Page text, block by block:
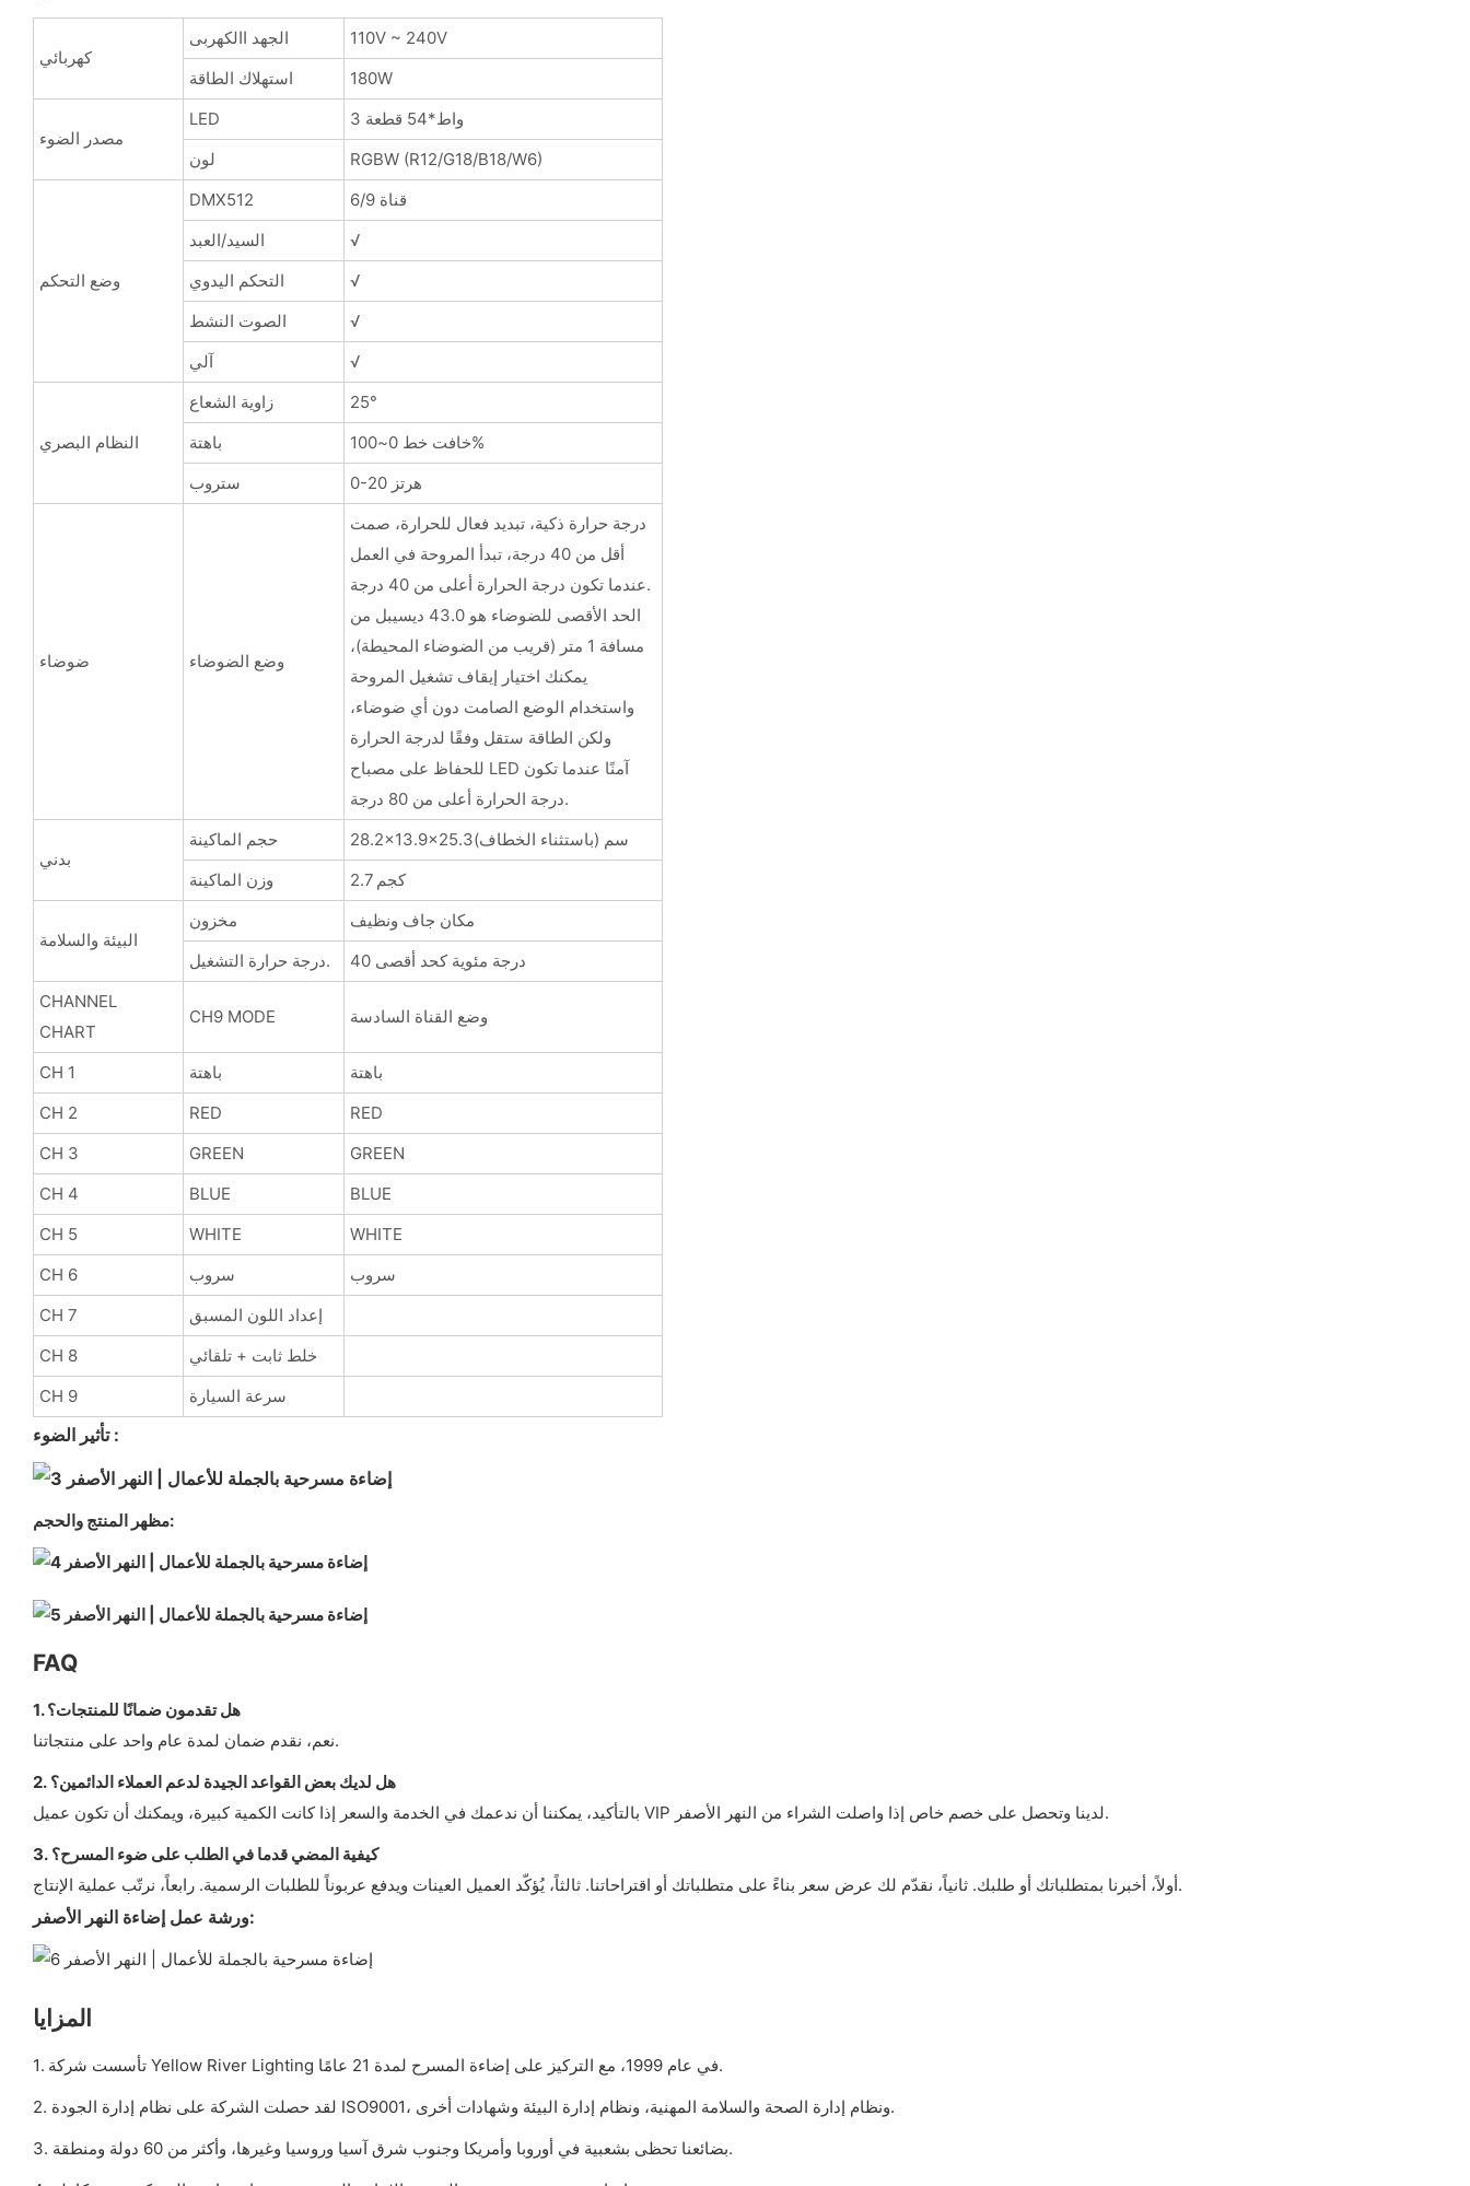
كهربائي
الجهد االكهربى
110V ~ 240V
استهلاك الطاقة
180W
مصدر الضوء
LED
3 واط*54 قطعة
لون
RGBW (R12/G18/B18/W6)
وضع التحكم
DMX512
6/9 قناة
السيد/العبد
√
التحكم اليدوي
√
الصوت النشط
√
آلي
√
النظام البصري
زاوية الشعاع
25°
باهتة
خافت خط 0~100%
ستروب
0-20 هرتز
ضوضاء وضع الضوضاء
درجة حرارة ذكية، تبديد فعال للحرارة، صمت
أقل من 40 درجة، تبدأ المروحة في العمل
عندما تكون درجة الحرارة أعلى من 40 درجة.
الحد الأقصى للضوضاء هو 43.0 ديسيبل من
مسافة 1 متر (قريب من الضوضاء المحيطة)،
يمكنك اختيار إيقاف تشغيل المروحة
واستخدام الوضع الصامت دون أي ضوضاء،
ولكن الطاقة ستقل وفقًا لدرجة الحرارة
للحفاظ على مصباح LED آمنًا عندما تكون
درجة الحرارة أعلى من 80 درجة.
بدني
حجم الماكينة
28.2x13.9x25.3سم (باستثناء الخطاف)
وزن الماكينة
2.7 كجم
البيئة والسلامة
مخزون
مكان جاف ونظيف
درجة حرارة التشغيل.
40 درجة مئوية كحد أقصى
CHANNEL
CHART
CH9 MODE وضع القناة السادسة
CH 1 باهتة
باهتة
CH 2
RED
RED
CH 3
GREEN
GREEN
CH 4
BLUE
BLUE
CH 5
WHITE
WHITE
CH 6
سروب
سروب
CH 7
إعداد اللون المسبق
CH 8
خلط ثابت + تلقائي
CH 9
سرعة السيارة
تأثير الضوء :
مظهر المنتج والحجم:
FAQ
1. هل تقدمون ضمانًا للمنتجات؟
نعم، نقدم ضمان لمدة عام واحد على منتجاتنا.
2. هل لديك بعض القواعد الجيدة لدعم العملاء الدائمين؟
بالتأكيد، يمكننا أن ندعمك في الخدمة والسعر إذا كانت الكمية كبيرة، ويمكنك أن تكون عميل VIP لدينا وتحصل على خصم خاص إذا واصلت الشراء من النهر الأصفر.
3. كيفية المضي قدما في الطلب على ضوء المسرح؟
أولاً، أخبرنا بمتطلباتك أو طلبك. ثانياً، نقدّم لك عرض سعر بناءً على متطلباتك أو اقتراحاتنا. ثالثاً، يُؤكّد العميل العينات ويدفع عربوناً للطلبات الرسمية. رابعاً، نرتّب عملية الإنتاج.
ورشة عمل إضاءة النهر الأصفر:
المزايا
1. تأسست شركة Yellow River Lighting في عام 1999، مع التركيز على إضاءة المسرح لمدة 21 عامًا.
2. لقد حصلت الشركة على نظام إدارة الجودة ISO9001، ونظام إدارة الصحة والسلامة المهنية، ونظام إدارة البيئة وشهادات أخرى.
3. بضائعنا تحظى بشعبية في أوروبا وأمريكا وجنوب شرق آسيا وروسيا وغيرها، وأكثر من 60 دولة ومنطقة.